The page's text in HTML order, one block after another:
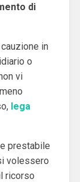
di
in
o
vi
lega
prestabile
volessero
ricorso